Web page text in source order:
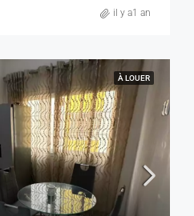
il y a1 an
À LOUER